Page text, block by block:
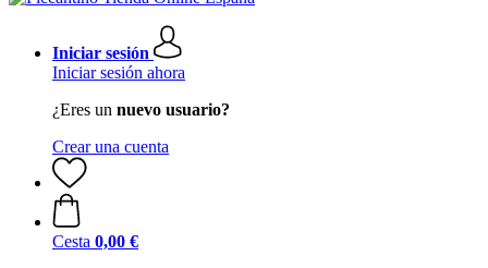
Iniciar sesión
Iniciar sesión ahora
¿Eres un nuevo usuario?
Crear una cuenta
Cesta 0,00 €